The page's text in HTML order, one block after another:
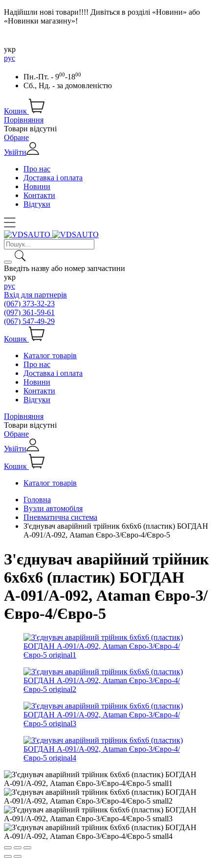
Надійшли нові товари!!!! Дивіться в розділі «Новини» або
«Новинки магазину»!
укр
рус
Пн.-Пт. - 900-1800
Сб., Нд. - за домовленістю
Кошик
Порівняння
Товари відсутні
Обране
Увійти
Про нас
Доставка і оплата
Новини
Контакти
Відгуки
Введіть назву або номер запчастини
укр
рус
Вхід для партнерів
(067) 373-32-23
(097) 361-59-61
(067) 547-49-29
Кошик
Каталог товарів
Про нас
Доставка і оплата
Новини
Контакти
Відгуки
Порівняння
Товари відсутні
Обране
Увійти
Кошик
Каталог товарів
Головна
Вузли автомобіля
Пневматична система
З'єднувач аварійний трійник 6х6х6 (пластик) БОГДАН
А-091/А-092, Ataman Євро-3/Євро-4/Євро-5
З'єднувач аварійний трійник
6х6х6 (пластик) БОГДАН
А-091/А-092, Ataman Євро-3/
Євро-4/Євро-5